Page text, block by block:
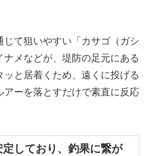
て狙いやすい「カサゴ（ガシ
メなどが、堤防の足元にある
と居着くため、遠くに投げる
アーを落とすだけで素直に反応
しており、釣果に繋が